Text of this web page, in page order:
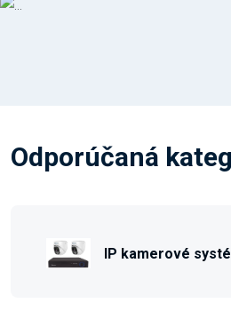
Odporúčaná
IP kamerové